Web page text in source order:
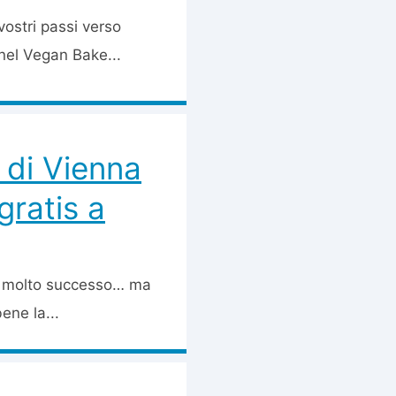
passi verso
Vegan Bake...
Vienna
a
successo… ma
la...